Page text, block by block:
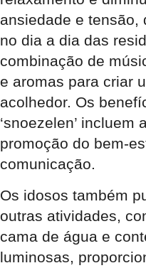
ansiedade e tensão,
no dia a dia das
combinação de
e aromas para criar
acolhedor. Os
‘snoezelen’
promoção do bem-
comunicação.
Os idosos também
outras atividades,
cama de água e
luminosas,